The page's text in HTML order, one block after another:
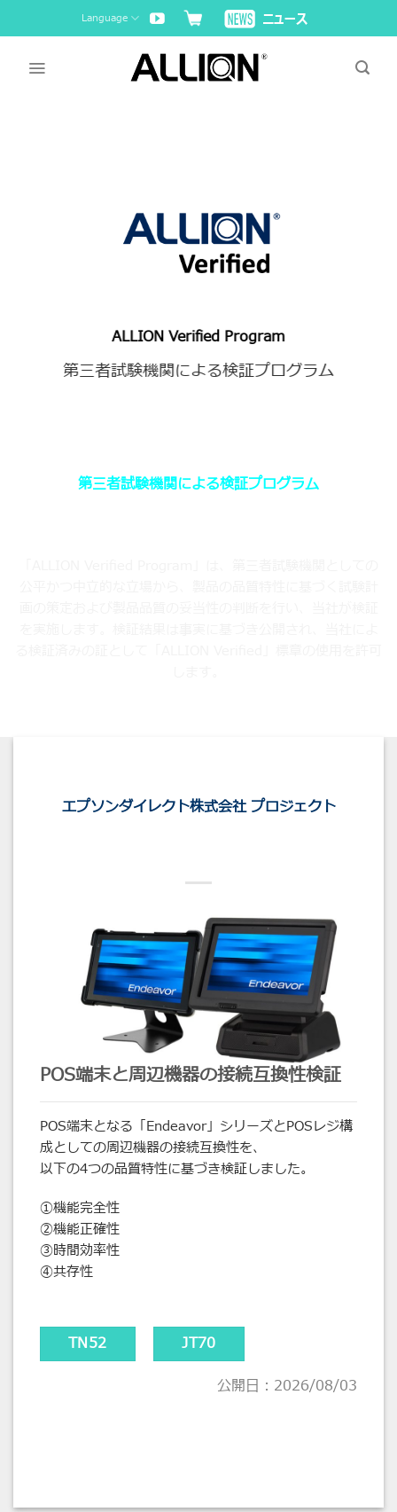
to
Language
ALLION Verified Program
第三者試験機関による検証プログラム
第三者試験機関による検証プログラム
エプソンダイレクト株式会社 プロジェクト
POS端末と周辺機器の接続互換性検証
POS端末となる「Endeavor」シリーズとPOSレジ構
成としての周辺機器の接続互換性を、
以下の4つの品質特性に基づき検証しました。
①機能完全性
②機能正確性
③時間効率性
④共存性
TN52
JT70
公開日：2026/08/03